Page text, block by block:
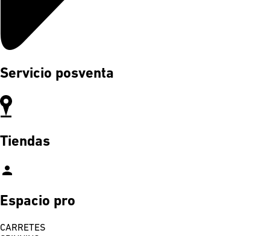
Servicio posventa
Tiendas
person
Espacio pro
CARRETES